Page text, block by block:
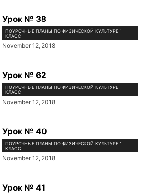
Урок № 38
ПОУРОЧНЫЕ ПЛАНЫ ПО ФИЗИЧЕСКОЙ КУЛЬТУРЕ 1
КЛАСС
November 12, 2018
Урок № 62
ПОУРОЧНЫЕ ПЛАНЫ ПО ФИЗИЧЕСКОЙ КУЛЬТУРЕ 1
КЛАСС
November 12, 2018
Урок № 40
ПОУРОЧНЫЕ ПЛАНЫ ПО ФИЗИЧЕСКОЙ КУЛЬТУРЕ 1
КЛАСС
November 12, 2018
Урок № 41